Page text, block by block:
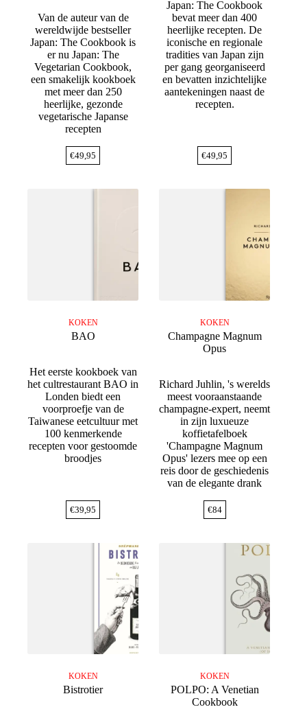
Van de auteur van de
wereldwijde bestseller
Japan: The Cookbook is
er nu Japan: The
Vegetarian Cookbook,
een smakelijk kookboek
met meer dan 250
heerlijke, gezonde
vegetarische Japanse
recepten
€49,95
Japan: The Cookbook
bevat meer dan 400
heerlijke recepten. De
iconische en regionale
tradities van Japan zijn
per gang georganiseerd
en bevatten inzichtelijke
aantekeningen naast de
recepten.
€49,95
KOKEN
BAO
Het eerste kookboek van
het cultrestaurant BAO in
Londen biedt een
voorproefje van de
Taiwanese eetcultuur met
100 kenmerkende
recepten voor gestoomde
broodjes
€39,95
KOKEN
Champagne Magnum
Opus
Richard Juhlin, 's werelds
meest vooraanstaande
champagne-expert, neemt
in zijn luxueuze
koffietafelboek
'Champagne Magnum
Opus' lezers mee op een
reis door de geschiedenis
van de elegante drank
€84
KOKEN
Bistrotier
KOKEN
POLPO: A Venetian
Cookbook